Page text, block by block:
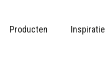
Producten Inspiratie